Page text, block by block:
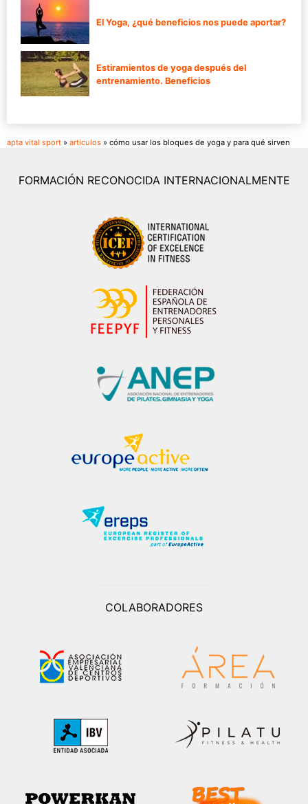
El Yoga, ¿qué beneficios nos puede aportar?
Estiramientos de yoga después del
entrenamiento. Beneficios
apta vital sport » articulos » cómo usar los bloques de yoga y para qué sirven
FORMACIÓN RECONOCIDA INTERNACIONALMENTE
COLABORADORES